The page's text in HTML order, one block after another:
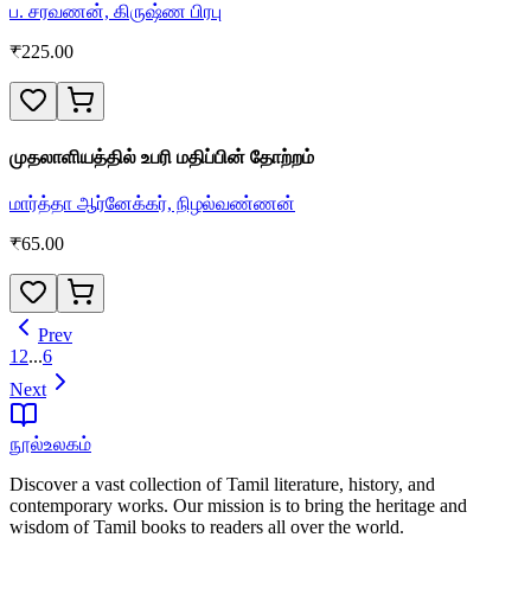
ப. சரவணன், கிருஷ்ண பிரபு
₹225.00
முதலாளியத்தில் உபரி மதிப்பின் தோற்றம்
மார்த்தா ஆர்னேக்கர், நிழல்வண்ணன்
₹65.00
Prev
1 2...6
Next
நூல்உலகம்
Discover a vast collection of Tamil literature, history, and
contemporary works. Our mission is to bring the heritage and
wisdom of Tamil books to readers all over the world.